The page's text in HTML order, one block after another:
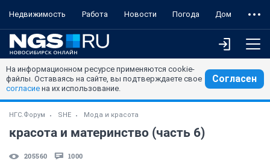
Недвижимость Работа Новости Погода Дом
На информационном ресурсе применяются cookie-
файлы. Оставаясь на сайте, вы подтверждаете свое
согласие на их использование.
Согласен
НГС.Форум SHE Мода и красота
красота и материнство (часть 6)
205560 1000